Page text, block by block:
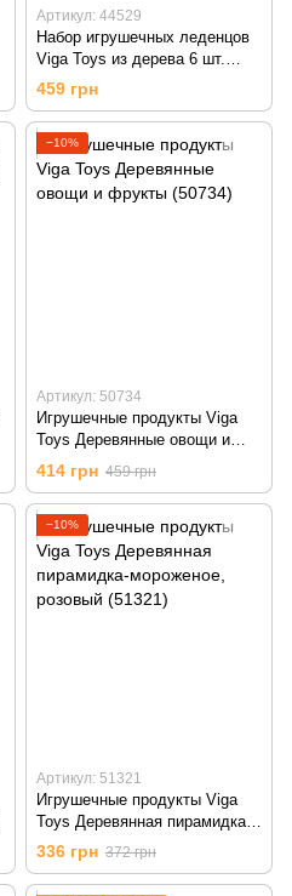
Артикул: 44529
Набор игрушечных леденцов
Viga Toys из дерева 6 шт.
(44529)
459 грн
−10%
Артикул: 50734
Игрушечные продукты Viga
Toys Деревянные овощи и
фрукты (50734)
414 грн 459 грн
−10%
Артикул: 51321
Игрушечные продукты Viga
Toys Деревянная пирамидка-
мороженое, розовый (51321)
336 грн 372 грн